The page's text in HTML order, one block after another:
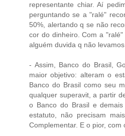
representante chiar. Aí
perguntando se a "ralé"
50%, alertando q se não
cor do dinheiro. Com a
alguém duvida q não
- Assim, Banco do Brasil,
maior objetivo: alteram o
Banco do Brasil como seu
qualquer superavit, a partir
o Banco do Brasil e
estatuto, não precisam
Complementar. E o pior, com